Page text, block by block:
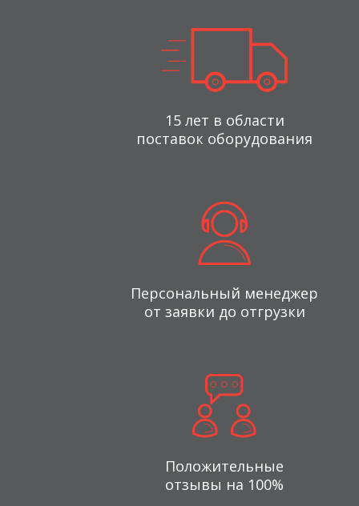
15 лет в области
поставок оборудования
Персональный менеджер
от заявки до отгрузки
Положительные
отзывы на 100%